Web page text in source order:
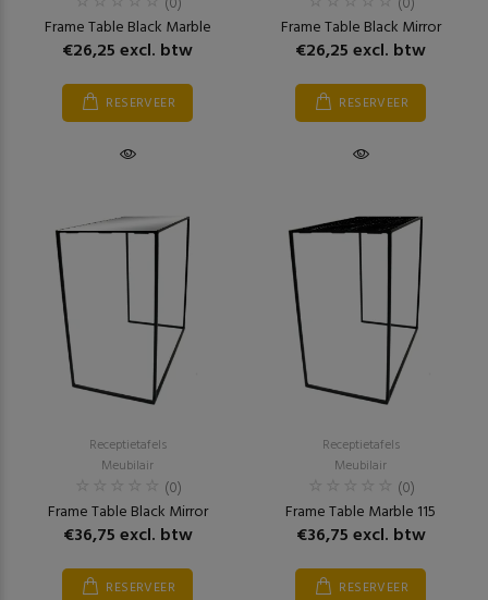
Frame Table Black Marble
€26,25 excl. btw
RESERVEER
Frame Table Black Mirror
€26,25 excl. btw
RESERVEER
Receptietafels
Meubilair
(0)
Frame Table Black Mirror
€36,75 excl. btw
RESERVEER
Receptietafels
Meubilair
(0)
Frame Table Marble 115
€36,75 excl. btw
RESERVEER